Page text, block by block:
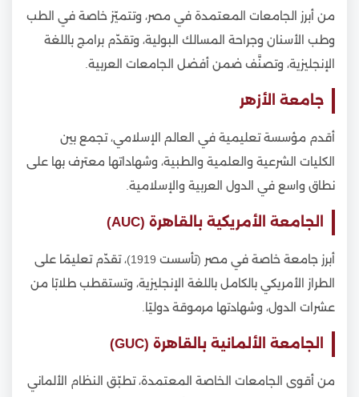
من أبرز الجامعات المعتمدة في مصر، وتتميّز خاصة في الطب
وطب الأسنان وجراحة المسالك البولية، وتقدّم برامج باللغة
الإنجليزية، وتصنَّف ضمن أفضل الجامعات العربية.
جامعة الأزهر
أقدم مؤسسة تعليمية في العالم الإسلامي، تجمع بين
الكليات الشرعية والعلمية والطبية، وشهاداتها معترف بها على
نطاق واسع في الدول العربية والإسلامية.
الجامعة الأمريكية بالقاهرة (AUC)
أبرز جامعة خاصة في مصر (تأسست 1919)، تقدّم تعليمًا على
الطراز الأمريكي بالكامل باللغة الإنجليزية، وتستقطب طلابًا من
عشرات الدول، وشهادتها مرموقة دوليًا.
الجامعة الألمانية بالقاهرة (GUC)
من أقوى الجامعات الخاصة المعتمدة، تطبّق النظام الألماني